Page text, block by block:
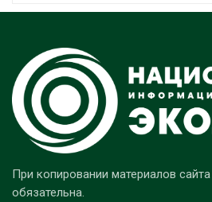
При копировании материалов
обязательна.